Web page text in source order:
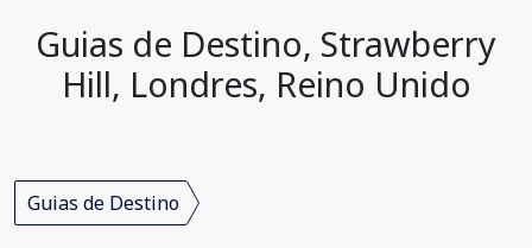
Guias de Destino, Strawberry
Hill, Londres, Reino Unido
Guias de Destino